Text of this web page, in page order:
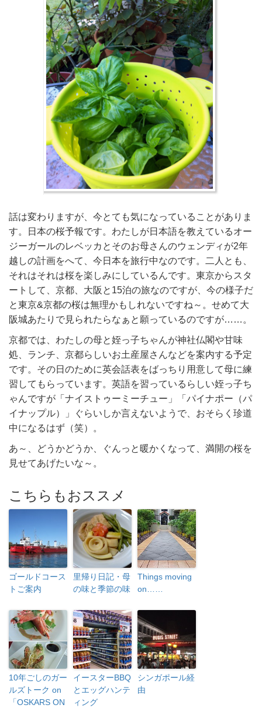
話は変わりますが、今とても気になっていることがありま
す。日本の桜予報です。わたしが日本語を教えているオー
ジーガールのレベッカとそのお母さんのウェンディが2年
越しの計画をへて、今日本を旅行中なのです。二人とも、
それはそれは桜を楽しみにしているんです。東京からスタ
ートして、京都、大阪と15泊の旅なのですが、今の様子だ
と東京&京都の桜は無理かもしれないですね～。せめて大
阪城あたりで見られたらなぁと願っているのですが……。
京都では、わたしの母と姪っ子ちゃんが神社仏閣や甘味
処、ランチ、京都らしいお土産屋さんなどを案内する予定
です。その日のために英会話表をばっちり用意して母に練
習してもらっています。英語を習っているらしい姪っ子ち
ゃんですが「ナイストゥーミーチュー」「パイナポー（パ
イナップル）」ぐらいしか言えないようで、おそらく珍道
中になるはず（笑）。
あ～、どうかどうか、ぐんっと暖かくなって、満開の桜を
見せてあげたいな～。
こちらもおススメ
ゴールドコース
トご案内
里帰り日記・母
の味と季節の味
Things moving
on……
10年ごしのガー
ルズトーク on
「OSKARS ON
イースターBBQ
とエッグハンテ
ィング
シンガポール経
由